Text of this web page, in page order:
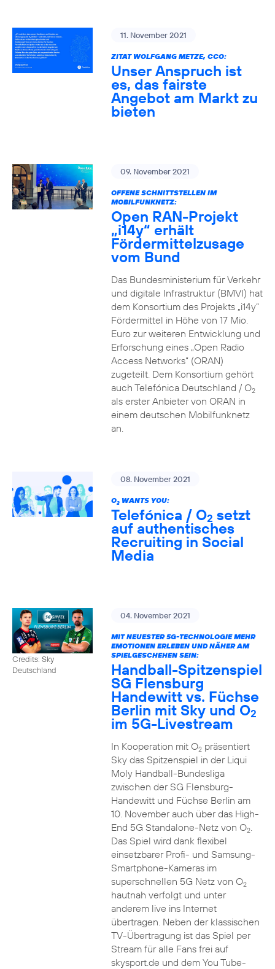
11. November 2021
ZITAT WOLFGANG METZE, CCO:
Unser Anspruch ist
es, das fairste
Angebot am Markt zu
bieten
09. November 2021
OFFENE SCHNITTSTELLEN IM
MOBILFUNKNETZ:
Open RAN-Projekt
„i14y“ erhält
Fördermittelzusage
vom Bund
Das Bundesministerium für Verkehr
und digitale Infrastruktur (BMVI) hat
dem Konsortium des Projekts „i14y“
Fördermittel in Höhe von 17 Mio.
Euro zur weiteren Entwicklung und
Erforschung eines „Open Radio
Access Networks“ (ORAN)
zugeteilt. Dem Konsortium gehört
auch Telefónica Deutschland / O2
als erster Anbieter von ORAN in
einem deutschen Mobilfunknetz
an.
08. November 2021
O2WANTS YOU:
Telefónica / O2 setzt
auf authentisches
Recruiting in Social
Media
Credits: Sky
Deutschland
04. November 2021
MIT NEUESTER 5G-TECHNOLOGIE MEHR
EMOTIONEN ERLEBEN UND NÄHER AM
SPIELGESCHEHEN SEIN:
Handball-Spitzenspiel
SG Flensburg
Handewitt vs. Füchse
Berlin mit Sky und O2
im 5G-Livestream
In Kooperation mit O2präsentiert
Sky das Spitzenspiel in der Liqui
Moly Handball-Bundesliga
zwischen der SG Flensburg-
Handewitt und Füchse Berlin am
10. November auch über das High-
End 5G Standalone-Netz von O2.
Das Spiel wird dank flexibel
einsetzbarer Profi- und Samsung-
Smartphone-Kameras im
superschnellen 5G Netz von O2
hautnah verfolgt und unter
anderem live ins Internet
übertragen. Neben der klassischen
TV-Übertragung ist das Spiel per
Stream für alle Fans frei auf
skysport.de und dem You Tube-